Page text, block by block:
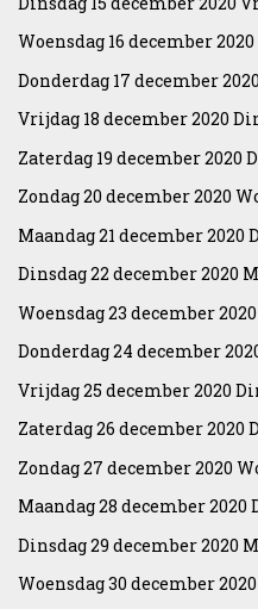
Woensdag 16 december
Donderdag 17 december
Vrijdag 18 december 2020
Zaterdag 19 december 2020
Zondag 20 december 2020
Maandag 21 december 2020
Dinsdag 22 december 2020
Woensdag 23 december
Donderdag 24 december
Vrijdag 25 december 2020
Zaterdag 26 december 2020
Zondag 27 december 2020
Maandag 28 december 2020
Dinsdag 29 december 2020
Woensdag 30 december